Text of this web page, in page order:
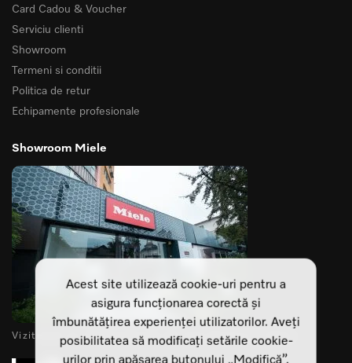
Card Cadou & Voucher
Serviciu clienti
Showroom
Termeni si conditii
Politica de retur
Echipamente profesionale
Showroom Miele
Vizitează-ne showroomurile din Cluj Napoca si Sibiu
Acest site utilizează cookie-uri pentru a
asigura funcționarea corectă și
îmbunătățirea experienței utilizatorilor. Aveți
posibilitatea să modificați setările cookie-
urilor prin apăsarea butonului „Modifică”.